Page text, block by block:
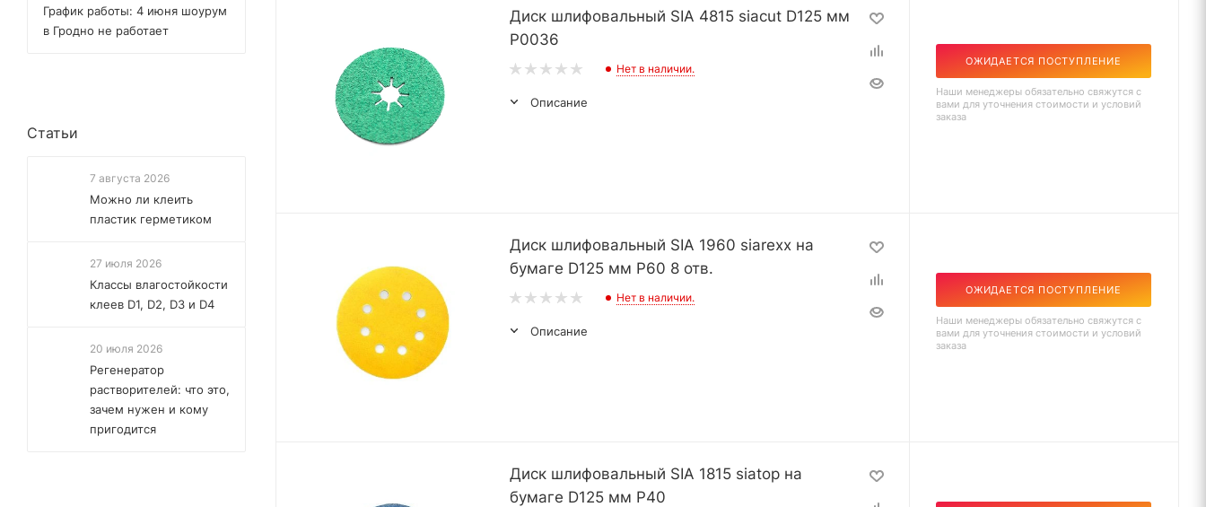
Диск шлифовальный SIA 4815 siacut D125 мм
P0036
Нет в наличии.
Описание
ОЖИДАЕТСЯ ПОСТУПЛЕНИЕ
Наши менеджеры обязательно свяжутся с
вами для уточнения стоимости и условий
заказа
Диск шлифовальный SIA 1960 siarexx на
бумаге D125 мм P60 8 отв.
Нет в наличии.
Описание
ОЖИДАЕТСЯ ПОСТУПЛЕНИЕ
Наши менеджеры обязательно свяжутся с
вами для уточнения стоимости и условий
заказа
Диск шлифовальный SIA 1815 siatop на
бумаге D125 мм Р40
График работы: 4 июня шоурум
в Гродно не работает
Статьи
7 августа 2026
Можно ли клеить
пластик герметиком
27 июля 2026
Классы влагостойкости
клеев D1, D2, D3 и D4
20 июля 2026
Регенератор
растворителей: что это,
зачем нужен и кому
пригодится